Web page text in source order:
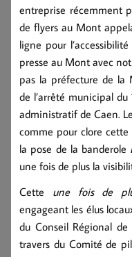
entreprise récemment
de flyers au Mont
ligne pour
presse au Mont avec
pas la préfecture de la
de l’arrêté municipal du
administratif de Caen.
comme pour clore
la pose de la banderole
une fois de plus la
Cette une fois de
engageant les élus
du Conseil Régional
travers du Comité de